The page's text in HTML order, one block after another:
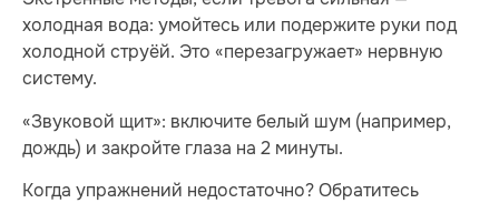
холодная вода: умойтесь или подержите руки под
холодной струёй. Это «перезагружает» нервную
систему.
«Звуковой щит»: включите белый шум (например,
дождь) и закройте глаза на 2 минуты.
Когда упражнений недостаточно? Обратитесь